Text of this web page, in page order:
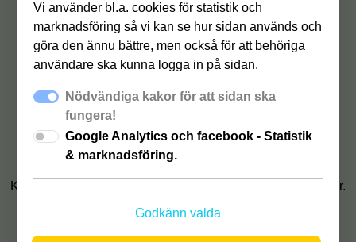
Välkommen till Öland och oss på
Saxnäs Camping!
Öppettider v. 25-32
Dagligen kl. 8-22
Öppettider v. 33
Dagligen kl. 8-21
Kontakta oss om ni inte hinner komma inom våra öppettider.
Tel:0485 - 357 00
Vi använder bl.a. cookies för statistik och
marknadsföring så vi kan se hur sidan används och
göra den ännu bättre, men också för att behöriga
användare ska kunna logga in på sidan.
Nödvändiga kakor för att sidan ska
fungera!
Google Analytics och facebook - Statistik
& marknadsföring.
Godkänn valda